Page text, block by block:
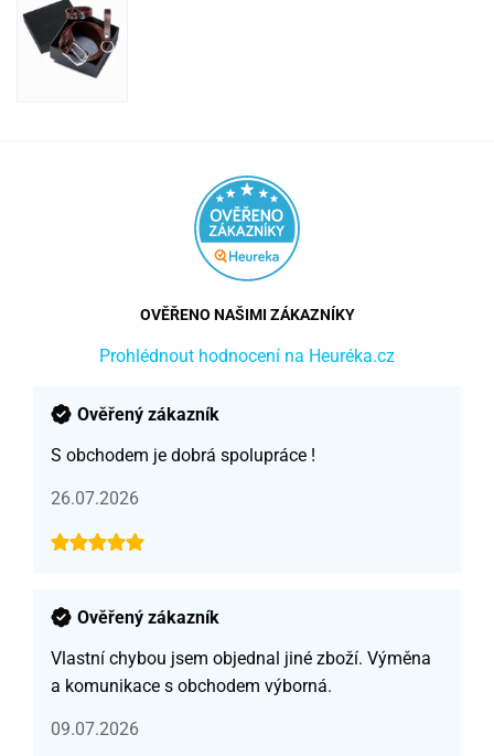
OVĚŘENO NAŠIMI ZÁKAZNÍKY
Prohlédnout hodnocení na Heuréka.cz
Ověřený zákazník
S obchodem je dobrá spolupráce !
26.07.2026
Ověřený zákazník
Vlastní chybou jsem objednal jiné zboží. Výměna
a komunikace s obchodem výborná.
09.07.2026